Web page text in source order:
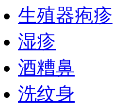
生殖器疱疹
湿疹
酒糟鼻
洗纹身